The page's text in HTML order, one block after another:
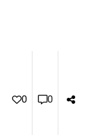
0 0